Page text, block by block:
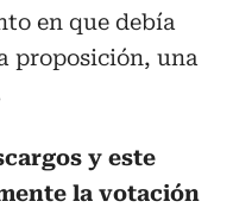
en que debía
proposición, una
y este
la votación